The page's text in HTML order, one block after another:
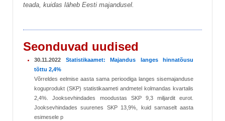
teada, kuidas läheb Eesti majandusel.
Seonduvad uudised
30.11.2022 Statistikaamet: Majandus langes hinnatõusu
tõttu 2,4%
Võrreldes eelmise aasta sama perioodiga langes sisemajanduse
koguprodukt (SKP) statistikaameti andmetel kolmandas kvartalis
2,4%. Jooksevhindades moodustas SKP 9,3 miljardit eurot.
Jooksevhindades suurenes SKP 13,9%, kuid sarnaselt aasta
esimesele p